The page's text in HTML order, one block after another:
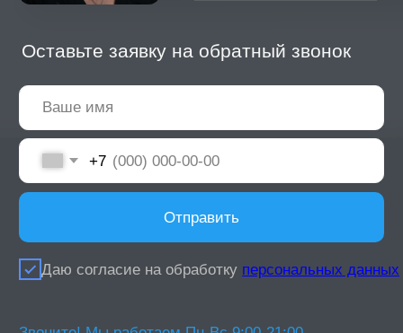
Комплексное лечение. Выравнивание
зубного ряда брекетами и покрытие
зубного ряда брекетами, установка
имплатов и покрытие коронками и винирами
Комплексное лечение. Выравнивание
зубного ряда брекетами, установка
имплатов и покрытие коронками и винирами